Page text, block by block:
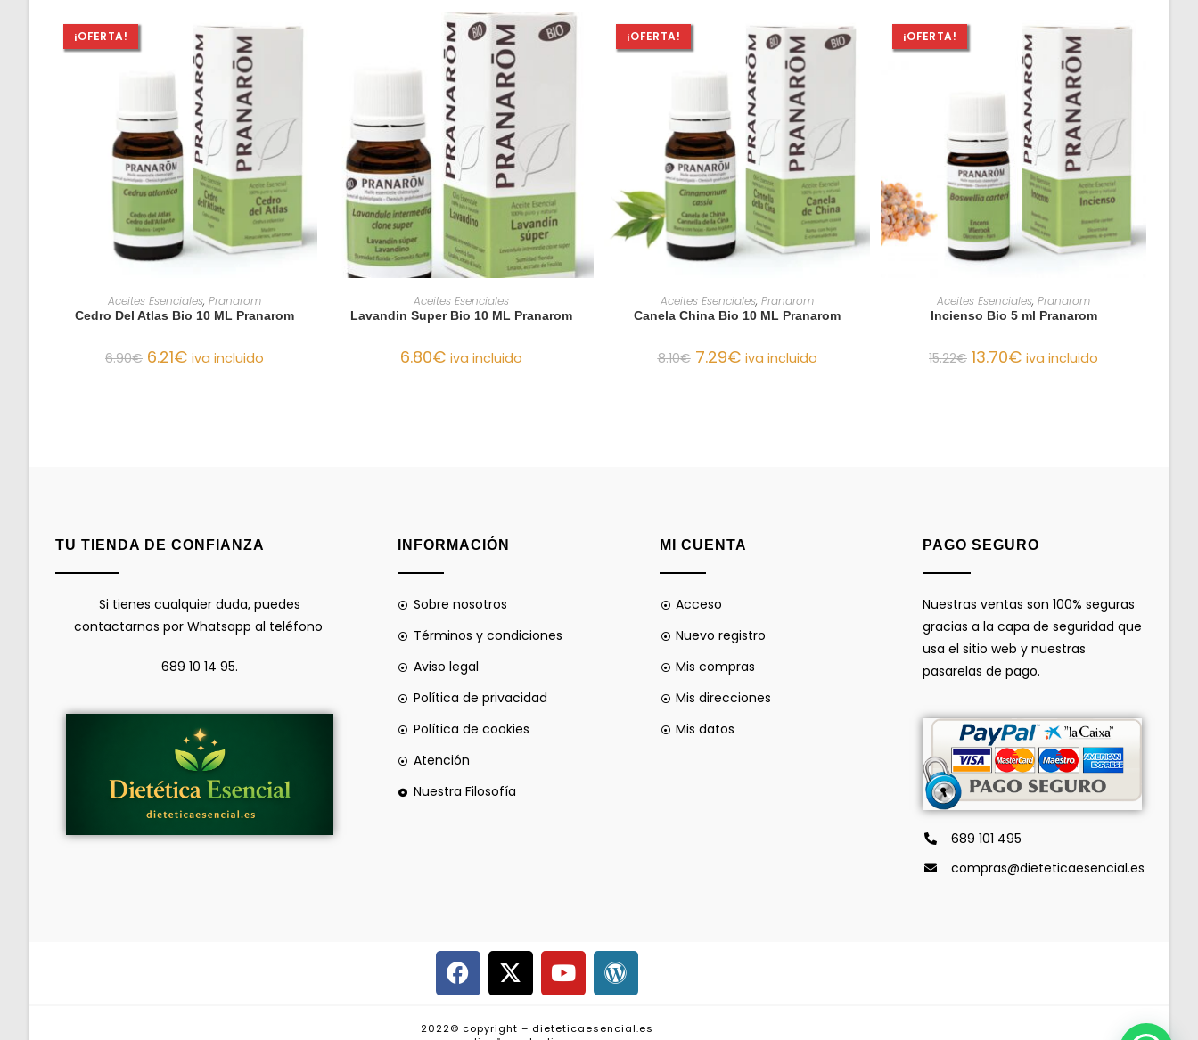
¡OFERTA!
AÑADIR AL CARRITO
Aceites Esenciales, Pranarom
Cedro Del Atlas Bio 10 ML Pranarom
6.90€ 6.21€ iva incluido
AÑADIR AL CARRITO
Aceites Esenciales
Lavandin Super Bio 10 ML Pranarom
6.80€ iva incluido
¡OFERTA!
AÑADIR AL CARRITO
Aceites Esenciales, Pranarom
Canela China Bio 10 ML Pranarom
8.10€ 7.29€ iva incluido
¡OFERTA!
AÑADIR AL CARRITO
Aceites Esenciales, Pranarom
Incienso Bio 5 ml Pranarom
15.22€ 13.70€ iva incluido
TU TIENDA DE CONFIANZA
Si tienes cualquier duda, puedes
contactarnos por Whatsapp al teléfono
689 10 14 95.
INFORMACIÓN
Sobre nosotros
Términos y condiciones
Aviso legal
Política de privacidad
Política de cookies
Atención
Nuestra Filosofía
MI CUENTA
Acceso
Nuevo registro
Mis compras
Mis direcciones
Mis datos
PAGO SEGURO
Nuestras ventas son 100% seguras
gracias a la capa de seguridad que
usa el sitio web y nuestras
pasarelas de pago.
689 101 495
compras@dieteticaesencial.es
2022© copyright – dieteticaesencial.es